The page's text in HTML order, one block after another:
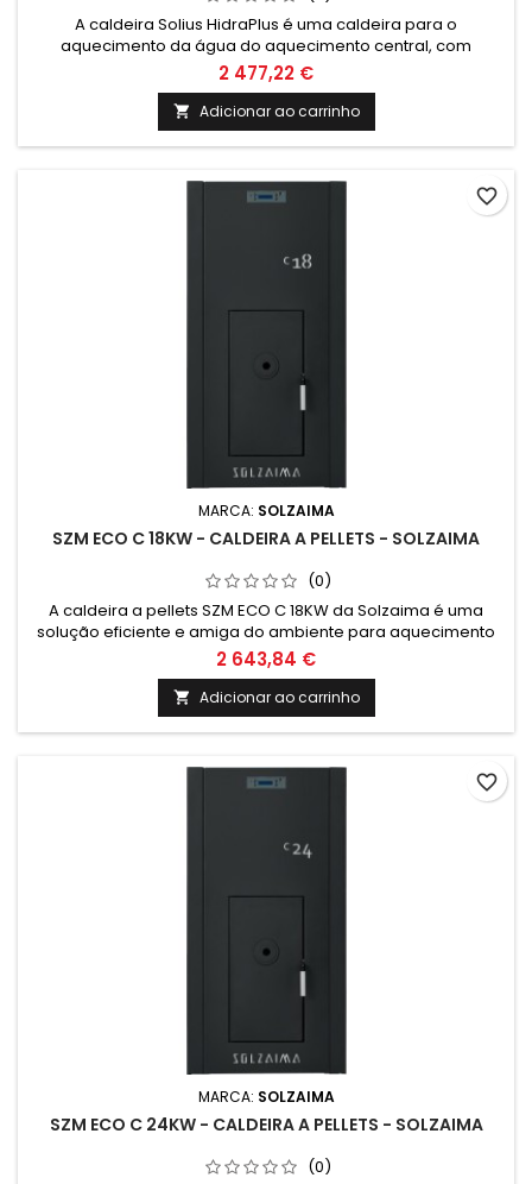
A caldeira Solius HidraPlus é uma caldeira para o
aquecimento da água do aquecimento central, com
acendimento e alimentação automática de pellets, com um
pequeno silo incorporado. O carregamento manual do silo é
efectuado pela tampa superior.
2 477,22 €
 Adicionar ao carrinho
MARCA: SOLZAIMA
SZM ECO C 18KW - CALDEIRA A PELLETS - SOLZAIMA
(0)
A caldeira a pellets SZM ECO C 18KW da Solzaima é uma
solução eficiente e amiga do ambiente para aquecimento
de espaços. Com tecnologia de ponta, garante conforto
térmico e redução de custos energéticos. Ideal para quem
procura uma opção sustentável e económica de
climatização.
2 643,84 €
 Adicionar ao carrinho
favorite_border
MARCA: SOLZAIMA
SZM ECO C 24KW - CALDEIRA A PELLETS - SOLZAIMA
(0)
favorite_border